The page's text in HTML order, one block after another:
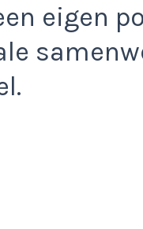
eigen